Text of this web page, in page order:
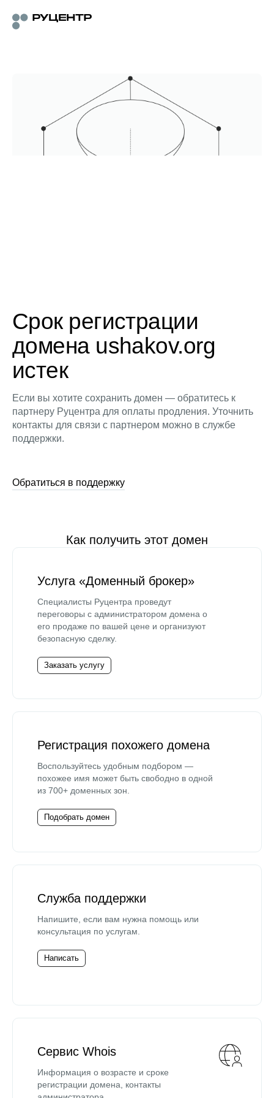
Срок регистрации
домена ushakov.org
истек
Если вы хотите сохранить домен — обратитесь к
партнеру Руцентра для оплаты продления. Уточнить
контакты для связи с партнером можно в службе
поддержки.
Обратиться в поддержку
Как получить этот домен
Услуга «Доменный брокер»
Специалисты Руцентра проведут
переговоры с администратором домена о
его продаже по вашей цене и организуют
безопасную сделку.
Заказать услугу
Регистрация похожего домена
Воспользуйтесь удобным подбором —
похожее имя может быть свободно в одной
из 700+ доменных зон.
Подобрать домен
Служба поддержки
Напишите, если вам нужна помощь или
консультация по услугам.
Написать
Сервис Whois
Информация о возрасте и сроке
регистрации домена, контакты